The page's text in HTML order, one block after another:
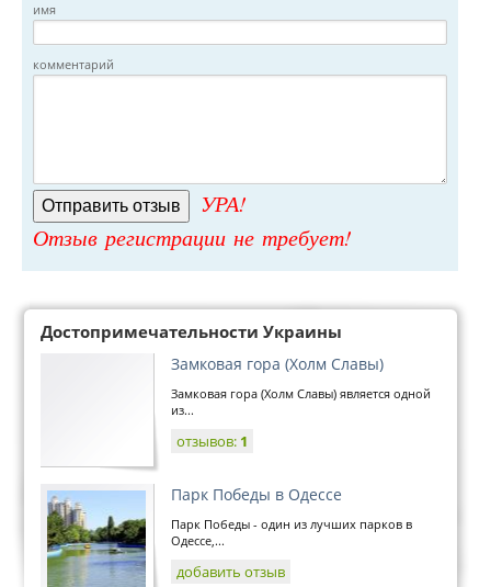
имя
комментарий
УРА!
Отзыв регистрации не требует!
Достопримечательности Украины
Замковая гора (Холм Славы)
Замковая гора (Холм Славы) является одной
из...
отзывов: 1
Парк Победы в Одессе
Парк Победы - один из лучших парков в
Одессе,...
добавить отзыв